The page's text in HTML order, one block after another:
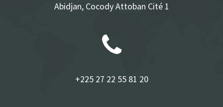
Abidjan, Cocody Attoban Cité 1
+225 27 22 55 81 20